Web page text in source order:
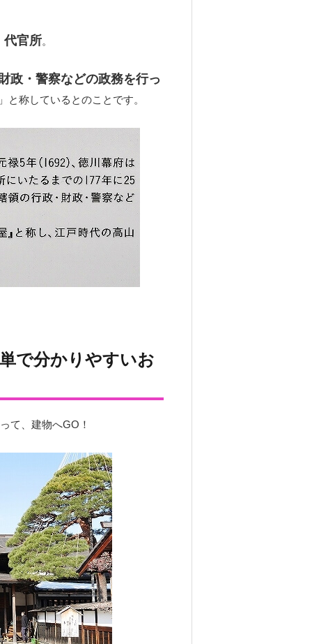
代官所。
政・警察などの政務を行っ
と称しているとのことです。
で分かりやすいお
て、建物へGO！